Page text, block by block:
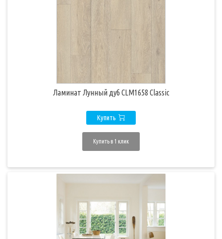
Ламинат Лунный дуб CLM1658 Classic
Купить
Купить в 1 клик